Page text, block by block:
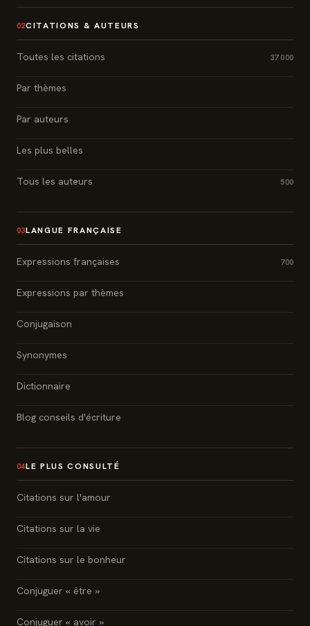
02CITATIONS & AUTEURS
Toutes les citations 37 000
Par thèmes
Par auteurs
Les plus belles
Tous les auteurs 500
03LANGUE FRANÇAISE
Expressions françaises 700
Expressions par thèmes
Conjugaison
Synonymes
Dictionnaire
Blog conseils d'écriture
04LE PLUS CONSULTÉ
Citations sur l'amour
Citations sur la vie
Citations sur le bonheur
Conjuguer « être »
Conjuguer « avoir »